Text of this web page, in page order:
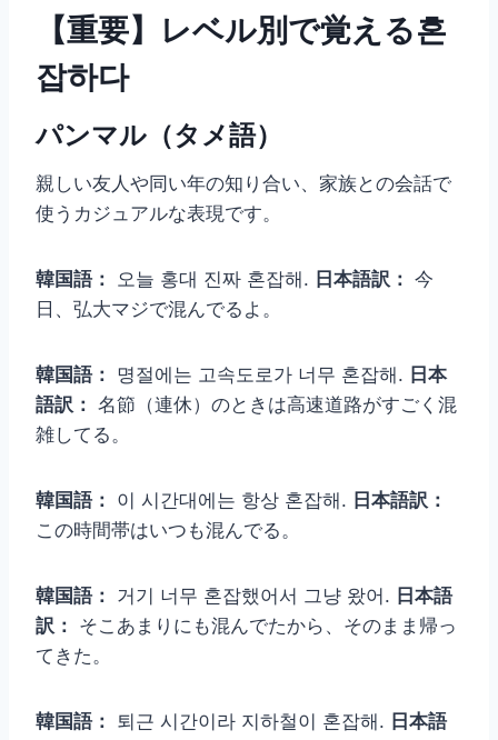
【重要】レベル別で覚える혼
잡하다
パンマル（タメ語）
親しい友人や同い年の知り合い、家族との会話で
使うカジュアルな表現です。
韓国語： 오늘 홍대 진짜 혼잡해. 日本語訳： 今
日、弘大マジで混んでるよ。
韓国語： 명절에는 고속도로가 너무 혼잡해. 日本
語訳： 名節（連休）のときは高速道路がすごく混
雑してる。
韓国語： 이 시간대에는 항상 혼잡해. 日本語訳：
この時間帯はいつも混んでる。
韓国語： 거기 너무 혼잡했어서 그냥 왔어. 日本語
訳： そこあまりにも混んでたから、そのまま帰っ
てきた。
韓国語： 퇴근 시간이라 지하철이 혼잡해. 日本語